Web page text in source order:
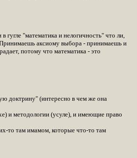
гугле "математика и нелогичность" что ли,
Принимаешь аксиому выбора - принимаешь и
потому что математика - это
доктрину" (интересно в чем же она
и методологии (усуле), и имеющие право
то там имамом, которые что-то там